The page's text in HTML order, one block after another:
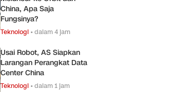
China, Apa Saja
Fungsinya?
Teknologi •dalam 4 jam
Usai Robot, AS Siapkan
Larangan Perangkat Data
Center China
Teknologi •dalam 1 jam